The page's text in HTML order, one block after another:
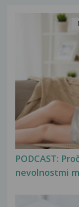
PODCAST:
nevolnostmi